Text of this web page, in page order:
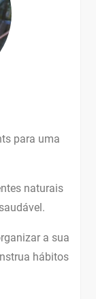
para uma
naturais
a sua
hábitos